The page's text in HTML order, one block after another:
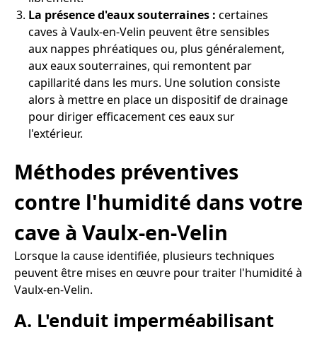
La présence d'eaux souterraines : certaines
caves à Vaulx-en-Velin peuvent être sensibles
aux nappes phréatiques ou, plus généralement,
aux eaux souterraines, qui remontent par
capillarité dans les murs. Une solution consiste
alors à mettre en place un dispositif de drainage
pour diriger efficacement ces eaux sur
l'extérieur.
Méthodes préventives
contre l'humidité dans votre
cave à Vaulx-en-Velin
Lorsque la cause identifiée, plusieurs techniques
peuvent être mises en œuvre pour traiter l'humidité à
Vaulx-en-Velin.
A. L'enduit imperméabilisant